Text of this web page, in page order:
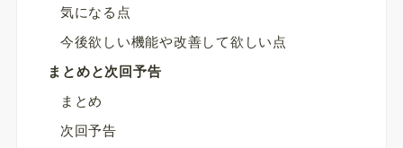
気になる点
今後欲しい機能や改善して欲しい点
まとめと次回予告
まとめ
次回予告